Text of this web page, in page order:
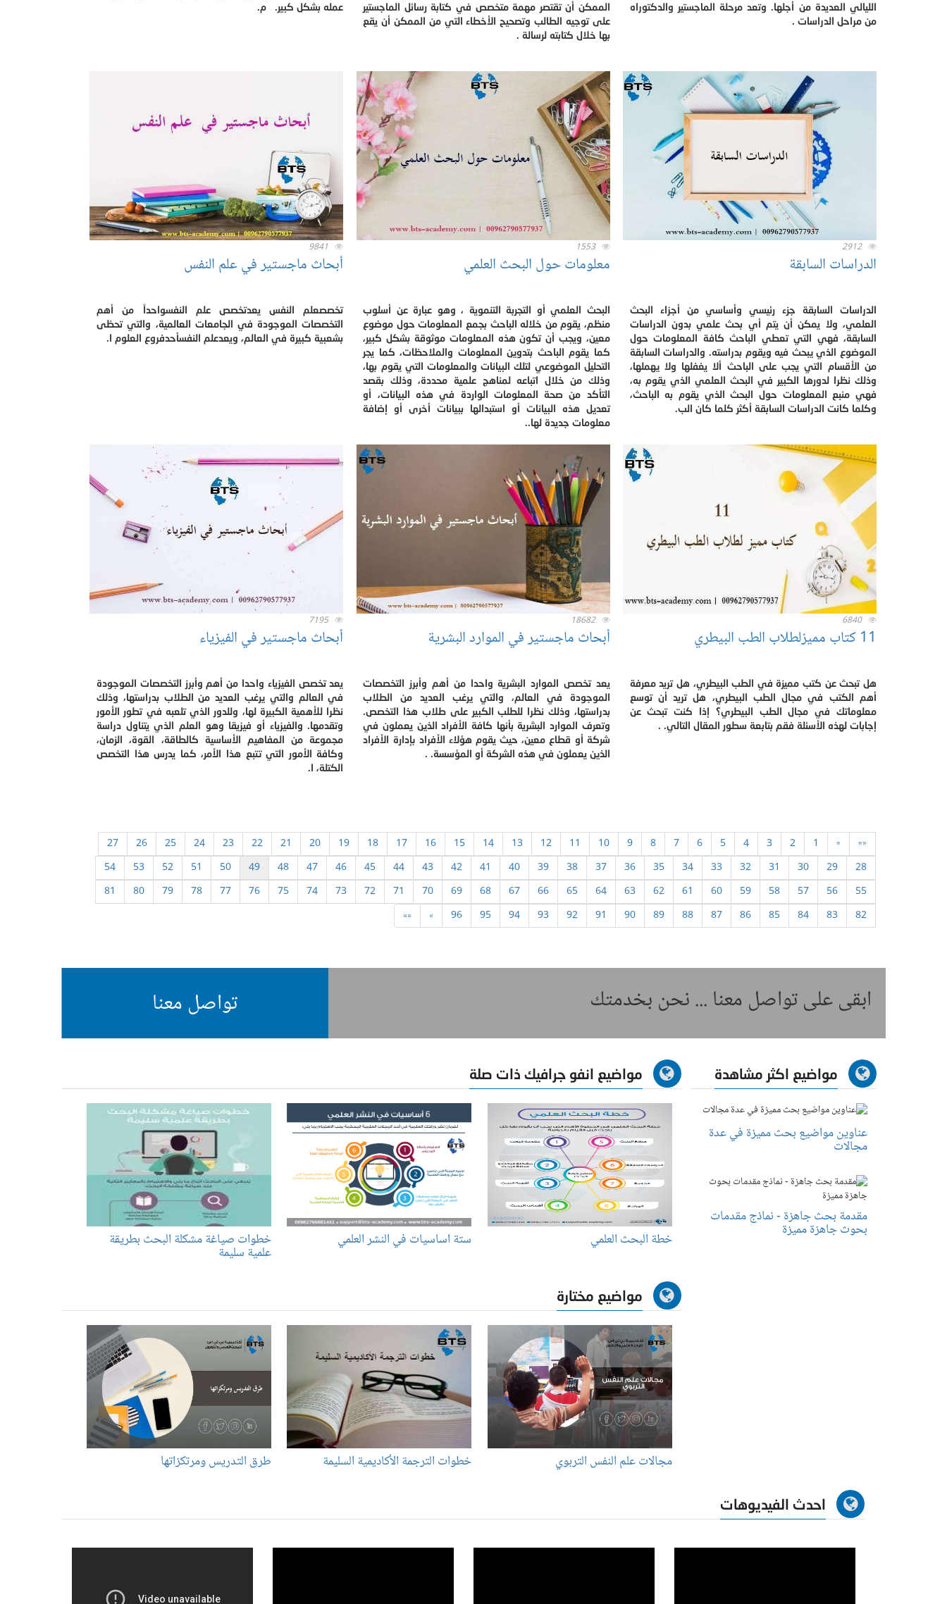
الليالي العديدة من أجلها. وتعد مرحلة الماجستير والدكتوراه
من مراحل الدراسات .
الممكن أن تقتصر مهمة متخصص في كتابة رسائل الماجستير
على توجيه الطالب وتصحيح الأخطاء التي من الممكن أن يقع
بها خلال كتابته لرسالة .
عمله بشكل كبير. م.
2912
الدراسات السابقة
الدراسات السابقة جزء رئيسي وأساسي من أجزاء البحث
العلمي، ولا يمكن أن يتم أي بحث علمي بدون الدراسات
السابقة، فهي التي تعطي الباحث كافة المعلومات حول
الموضوع الذي يبحث فيه ويقوم بدراسته. والدراسات السابقة
من الأقسام التي يجب على الباحث ألا يغفلها ولا يهملها،
وذلك نظرا لدورها الكبير في البحث العلمي الذي يقوم به،
فهي منبع المعلومات حول البحث الذي يقوم به الباحث،
وكلما كانت الدراسات السابقة أكثر كلما كان الب.
1553
معلومات حول البحث العلمي
البحث العلمي أو التجربة التنموية ، وهو عبارة عن أسلوب
منظم، يقوم من خلاله الباحث بجمع المعلومات حول موضوع
معين، ويجب أن تكون هذه المعلومات موثوقة بشكل كبير،
كما يقوم الباحث بتدوين المعلومات والملاحظات، كما يجر
التحليل الموضوعي لتلك البيانات والمعلومات التي يقوم بها،
وذلك من خلال اتباعه لمناهج علمية محددة، وذلك بقصد
التأكد من صحة المعلومات الواردة في هذه البيانات، أو
تعديل هذه البيانات أو استبدالها ببيانات أخرى أو إضافة
معلومات جديدة لها..
9841
أبحاث ماجستير في علم النفس
تخصصعلم النفس يعدتخصص علم النفسواحداً من أهم
التخصصات الموجودة في الجامعات العالمية، والتي تحظى
بشعبية كبيرة في العالم، ويعدعلم النفسأحدفروع العلوم ا.
6840
11 كتاب مميزلطلاب الطب البيطري
هل تبحث عن كتب مميزة في الطب البيطري، هل تريد معرفة
أهم الكتب في مجال الطب البيطري، هل تريد أن توسع
معلوماتك في مجال الطب البيطري؟ إذا كنت تبحث عن
إجابات لهذه الأسئلة فقم بتابعة سطور المقال التالي. .
18682
أبحاث ماجستير في الموارد البشرية
يعد تخصص الموارد البشرية واحدا من أهم وأبرز التخصصات
الموجودة في العالم، والتي يرغب العديد من الطلاب
بدراستها، وذلك نظرا للطلب الكبير على طلاب هذا التخصص.
وتعرف الموارد البشرية بأنها كافة الأفراد الذين يعملون في
شركة أو قطاع معين، حيث يقوم هؤلاء الأفراد بإدارة الأفراد
الذين يعملون في هذه الشركة أو المؤسسة. .
7195
أبحاث ماجستير في الفيزياء
يعد تخصص الفيزياء واحدا من أهم وأبرز التخصصات الموجودة
في العالم والتي يرغب العديد من الطلاب بدراستها، وذلك
نظرا للأهمية الكبيرة لها، وللدور الذي تلعبه في تطور الأمور
وتقدمها. والفيزياء أو فيزيقا وهو العلم الذي يتناول دراسة
مجموعة من المفاهيم الأساسية كالطاقة، القوة، الزمان،
وكافة الأمور التي تتبع هذا الأمر، كما يدرس هذا التخصص
الكتلة، ا.
««
«
1
2
3
4
5
6
7
8
9
10
11
12
13
14
15
16
17
18
19
20
21
22
23
24
25
26
27
28
29
30
31
32
33
34
35
36
37
38
39
40
41
42
43
44
45
46
47
48
49
50
51
52
53
54
55
56
57
58
59
60
61
62
63
64
65
66
67
68
69
70
71
72
73
74
75
76
77
78
79
80
81
82
83
84
85
86
87
88
89
90
91
92
93
94
95
96
»
»»
ابقى على تواصل معنا ... نحن بخدمتك تواصل معنا
مواضيع اكثر مشاهدة
عناوين مواضيع بحث مميزة في عدة
مجالات
مقدمة بحث جاهزة - نماذج مقدمات
بحوث جاهزة مميزة
مواضيع انفو جرافيك ذات صلة
خطة البحث العلمي ستة اساسيات في النشر العلمي خطوات صياغة مشكلة البحث بطريقة
علمية سليمة
مواضيع مختارة
مجالات علم النفس التربوي خطوات الترجمة الأكاديمية السليمة طرق التدريس ومرتكزاتها
احدث الفيديوهات